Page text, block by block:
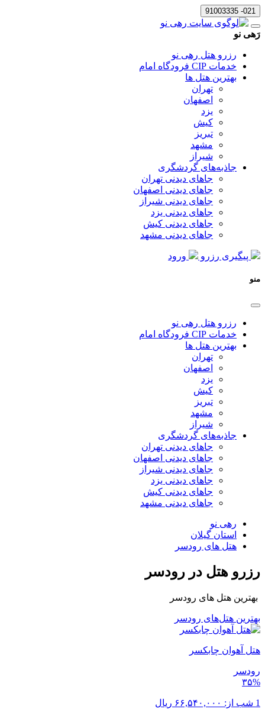
021- 91003335
رَهی نو
رزرو هتل رهی نو
خدمات CIP فرودگاه امام
بهترین هتل ها
تهران
اصفهان
یزد
کیش
تبریز
مشهد
شیراز
جاذبه‌های گردشگری
جاهای دیدنی تهران
جاهای دیدنی اصفهان
جاهای دیدنی شیراز
جاهای دیدنی یزد
جاهای دیدنی کیش
جاهای دیدنی مشهد
پیگیری رزرو ورود
منو
رزرو هتل رهی نو
خدمات CIP فرودگاه امام
بهترین هتل ها
تهران
اصفهان
یزد
کیش
تبریز
مشهد
شیراز
جاذبه‌های گردشگری
جاهای دیدنی تهران
جاهای دیدنی اصفهان
جاهای دیدنی شیراز
جاهای دیدنی یزد
جاهای دیدنی کیش
جاهای دیدنی مشهد
رهی نو
استان گیلان
هتل های رودسر
رزرو هتل در رودسر
بهترین هتل های رودسر
بهترین هتل‌های رودسر
هتل آهوان چابکسر
رودسر
۳۵%
1 شب از: ۶۶,۵۴۰,۰۰۰ ریال